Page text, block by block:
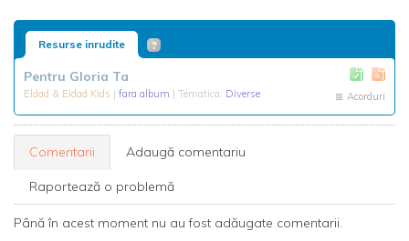
Resurse inrudite
Pentru Gloria Ta
Eldad & Eldad Kids | fara album | Tematica: Diverse Acorduri
Comentarii Adaugă comentariu
Raportează o problemă
Până în acest moment nu au fost adăugate comentarii.